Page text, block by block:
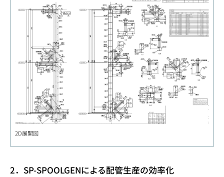
2D展開図
2．SP-SPOOLGENによる配管生産の効率化